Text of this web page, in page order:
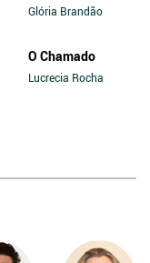
Glória Brandão
O Chamado
Lucrecia Rocha